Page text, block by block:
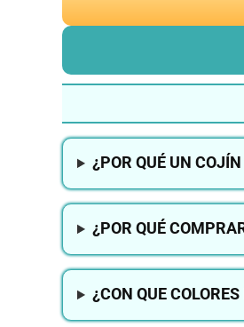
¿POR QUÉ UN
¿POR QUÉ
¿CON QUE